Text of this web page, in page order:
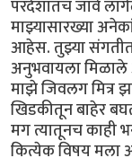
परदेशातच जावे
माझ्यासारख्या
आहेस. तुझ्या
अनुभवायला मिळाले
माझे जिवलग मित्र
खिडकीतून बाहेर
मग त्यातूनच काही
कित्येक विषय मला